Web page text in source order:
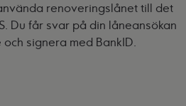
renoveringslånet till det
Du får svar på din låneansökan
signera med BankID.